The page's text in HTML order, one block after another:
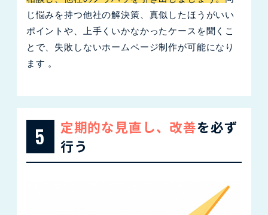
じ悩みを持つ他社の解決策、真似したほうがいい
ポイントや、上手くいかなかったケースを聞くこ
とで、失敗しないホームページ制作が可能になり
ます 。
5 定期的な見直し、改善を必ず
行う